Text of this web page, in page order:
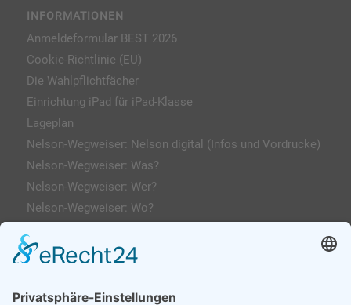
INFORMATIONEN
Anmeldeformular BEST 2026
Cookie-Richtlinie (EU)
Die Wahlpflichtfächer
Einrichtung iPad für iPad-Klasse
Lageplan
Nelson-Wegweiser: Nelson digital (Infos und Vordrucke)
Nelson-Wegweiser: Was?
Nelson-Wegweiser: Wer?
Nelson-Wegweiser: Wo?
Impressum
AGs